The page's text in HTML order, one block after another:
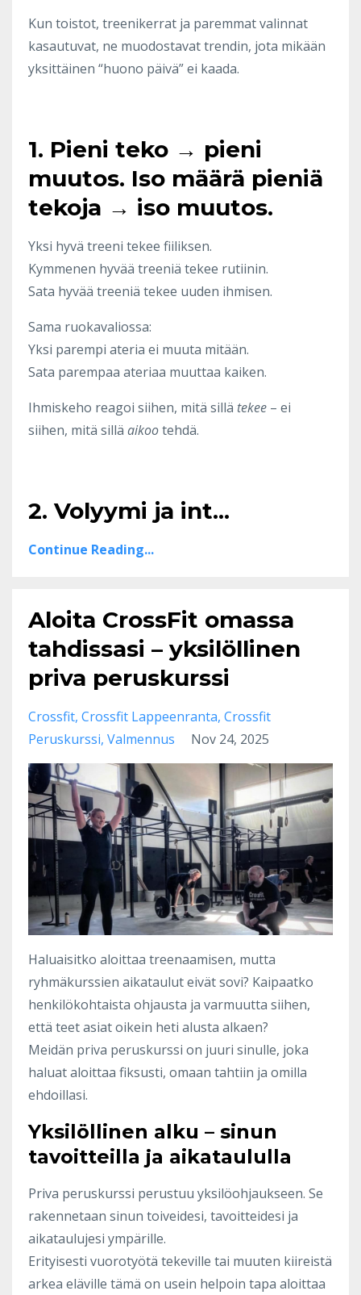
Kun toistot, treenikerrat ja paremmat valinnat
kasautuvat, ne muodostavat trendin, jota mikään
yksittäinen “huono päivä” ei kaada.
1. Pieni teko → pieni
muutos. Iso määrä pieniä
tekoja → iso muutos.
Yksi hyvä treeni tekee fiiliksen.
Kymmenen hyvää treeniä tekee rutiinin.
Sata hyvää treeniä tekee uuden ihmisen.
Sama ruokavaliossa:
Yksi parempi ateria ei muuta mitään.
Sata parempaa ateriaa muuttaa kaiken.
Ihmiskeho reagoi siihen, mitä sillä tekee – ei
siihen, mitä sillä aikootehdä.
2. Volyymi ja int...
Continue Reading...
Aloita CrossFit omassa
tahdissasi – yksilöllinen
priva peruskurssi
Crossfit Crossfit Lappeenranta Crossfit
Peruskurssi Valmennus Nov 24, 2025
Haluaisitko aloittaa treenaamisen, mutta
ryhmäkurssien aikataulut eivät sovi? Kaipaatko
henkilökohtaista ohjausta ja varmuutta siihen,
että teet asiat oikein heti alusta alkaen?
Meidän priva peruskurssi on juuri sinulle, joka
haluat aloittaa fiksusti, omaan tahtiin ja omilla
ehdoillasi.
Yksilöllinen alku – sinun
tavoitteilla ja aikataululla
Priva peruskurssi perustuu yksilöohjaukseen. Se
rakennetaan sinun toiveidesi, tavoitteidesi ja
aikataulujesi ympärille.
Erityisesti vuorotyötä tekeville tai muuten kiireistä
arkea eläville tämä on usein helpoin tapa aloittaa